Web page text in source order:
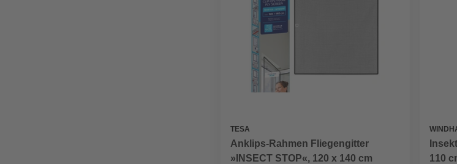
TESA
Anklips-Rahmen Fliegengitter
»INSECT STOP«, 120 x 140 cm
110